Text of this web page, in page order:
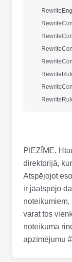
PIEZĪME.
direktorijā,
Atspējojot
ir jāatspējo
noteikumiem,
varat tos
noteikuma
apzīmējumu